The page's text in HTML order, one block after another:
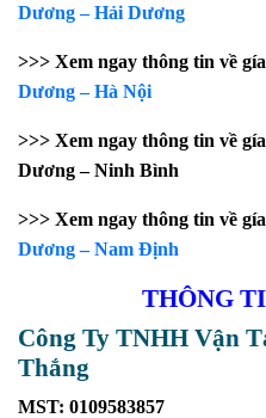
Dương – Hải Dương
>>> Xem ngay thông tin về
Dương – Hà Nội
>>> Xem ngay thông tin về
Dương – Ninh Bình
>>> Xem ngay thông tin về
Dương – Nam Định
THÔNG
Công Ty TNHH Vận
Thắng
MST: 0109583857